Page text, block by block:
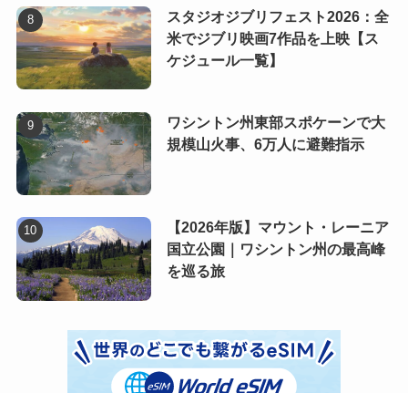
スタジオジブリフェスト2026：全
米でジブリ映画7作品を上映【ス
ケジュール一覧】
ワシントン州東部スポケーンで大
規模山火事、6万人に避難指示
【2026年版】マウント・レーニア
国立公園｜ワシントン州の最高峰
を巡る旅